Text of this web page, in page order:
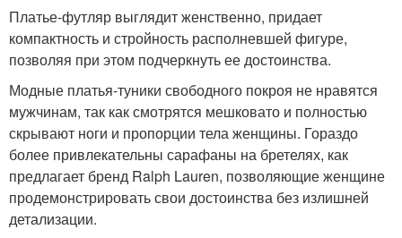
Платье-футляр выглядит женственно, придает
компактность и стройность располневшей фигуре,
позволяя при этом подчеркнуть ее достоинства.
Модные платья-туники свободного покроя не нравятся
мужчинам, так как смотрятся мешковато и полностью
скрывают ноги и пропорции тела женщины. Гораздо
более привлекательны сарафаны на бретелях, как
предлагает бренд Ralph Lauren, позволяющие женщине
продемонстрировать свои достоинства без излишней
детализации.